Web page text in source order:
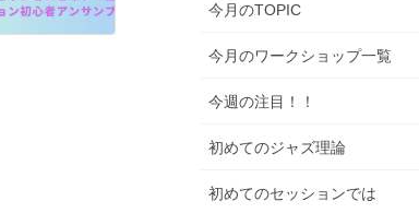
今月のTOPIC
今月のワークショップ一覧
今週の注目！！
初めてのジャズ理論
初めてのセッションでは